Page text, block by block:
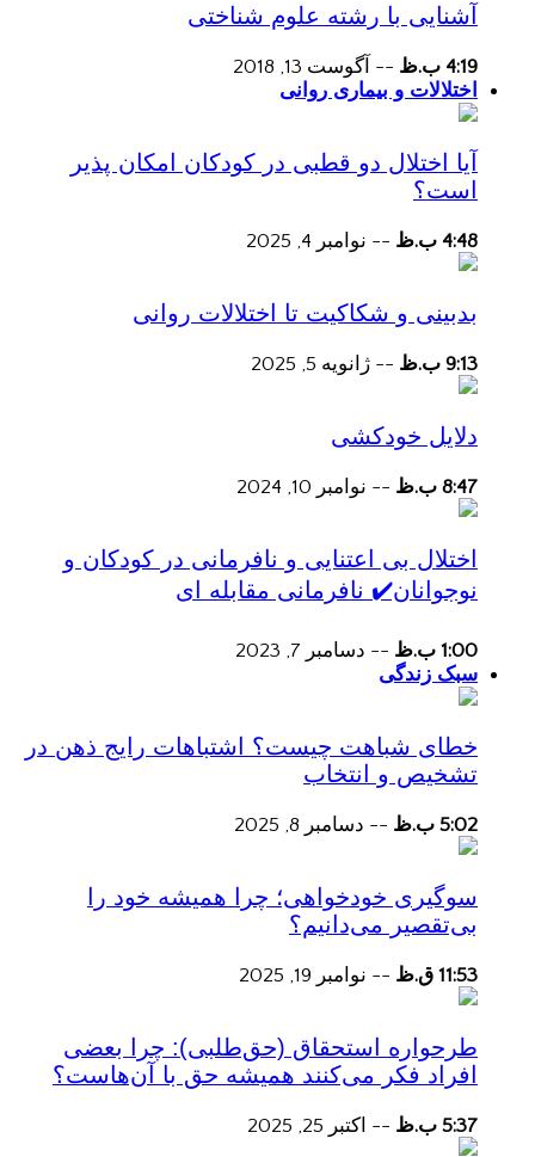
آشنایی با رشته علوم شناختی
4:19 ب.ظ -- آگوست 13, 2018
اختلالات و بیماری روانی
آیا اختلال دو قطبی در کودکان امکان پذیر
است؟
4:48 ب.ظ -- نوامبر 4, 2025
بدبینی و شکاکیت تا اختلالات روانی
9:13 ب.ظ -- ژانویه 5, 2025
دلایل خودکشی
8:47 ب.ظ -- نوامبر 10, 2024
اختلال بی اعتنایی و نافرمانی در کودکان و
نوجوانان✔️ نافرمانی مقابله ای
1:00 ب.ظ -- دسامبر 7, 2023
سبک زندگی
خطای شباهت چیست؟ اشتباهات رایج ذهن در
تشخیص و انتخاب
5:02 ب.ظ -- دسامبر 8, 2025
سوگیری خودخواهی؛ چرا همیشه خود را
بی‌تقصیر می‌دانیم؟
11:53 ق.ظ -- نوامبر 19, 2025
طرحواره استحقاق (حق‌طلبی): چرا بعضی
افراد فکر می‌کنند همیشه حق با آن‌هاست؟
5:37 ب.ظ -- اکتبر 25, 2025